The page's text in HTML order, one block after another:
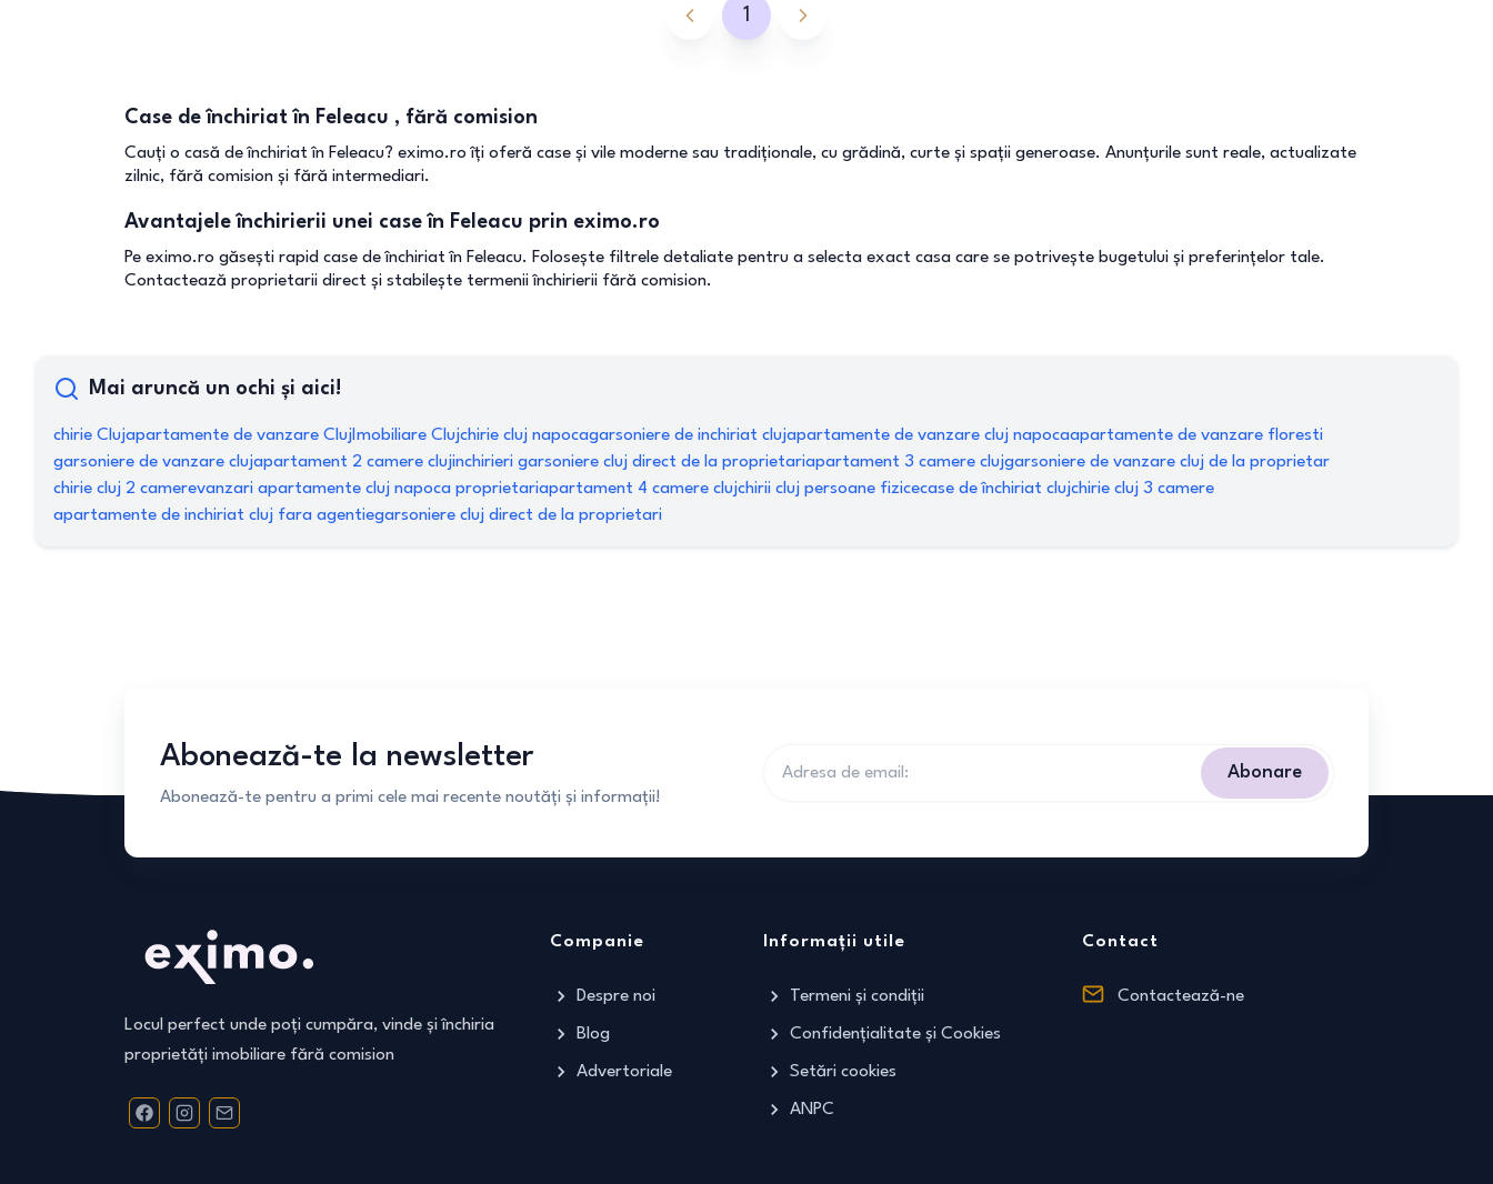
1
Case de închiriat în Feleacu , fără comision
Cauți o casă de închiriat în Feleacu? eximo.ro îți oferă case și vile moderne sau tradiționale, cu grădină, curte și spații generoase. Anunțurile sunt reale, actualizate
zilnic, fără comision și fără intermediari.
Avantajele închirierii unei case în Feleacu prin eximo.ro
Pe eximo.ro găsești rapid case de închiriat în Feleacu. Folosește filtrele detaliate pentru a selecta exact casa care se potrivește bugetului și preferințelor tale.
Contactează proprietarii direct și stabilește termenii închirierii fără comision.
Mai aruncă un ochi și aici!
chirie Clujapartamente de vanzare Cluj Imobiliare Clujchirie cluj napocagarsoniere de inchiriat clujapartamente de vanzare cluj napocaapartamente de vanzare floresti
garsoniere de vanzare clujapartament 2 camere clujinchirieri garsoniere cluj direct de la proprietariapartament 3 camere clujgarsoniere de vanzare cluj de la proprietar
chirie cluj 2 camerevanzari apartamente cluj napoca proprietariapartament 4 camere clujchirii cluj persoane fizicecase de închiriat clujchirie cluj 3 camere
apartamente de inchiriat cluj fara agentiegarsoniere cluj direct de la proprietari
Abonează-te la newsletter
Abonează-te pentru a primi cele mai recente noutăți și informații!
Abonare
Locul perfect unde poți cumpăra, vinde și închiria
proprietăți imobiliare fără comision
Companie
Despre noi
Blog
Advertoriale
Informații utile
Termeni și condiții
Confidențialitate și Cookies
Setări cookies
ANPC
Contact
Contactează-ne